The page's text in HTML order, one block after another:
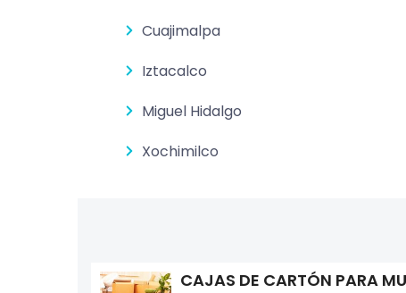
Cuajimalpa
Iztacalco
Miguel Hidalgo
Xochimilco
CAJAS DE CARTÓN PARA